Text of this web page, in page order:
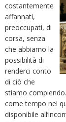
costantemente
affannati,
preoccupati, di
corsa, senza
che abbiamo la
possibilità di
renderci conto
di ciò che
stiamo
come tempo nel
disponibile